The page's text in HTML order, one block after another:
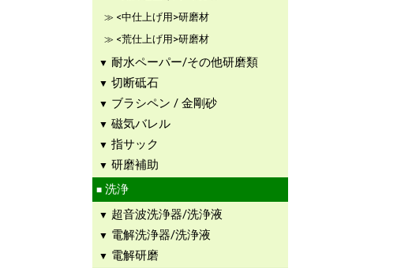
<中仕上げ用>研磨材
<荒仕上げ用>研磨材
耐水ペーパー/その他研磨類
切断砥石
ブラシペン / 金剛砂
磁気バレル
指サック
研磨補助
洗浄
超音波洗浄器/洗浄液
電解洗浄器/洗浄液
電解研磨